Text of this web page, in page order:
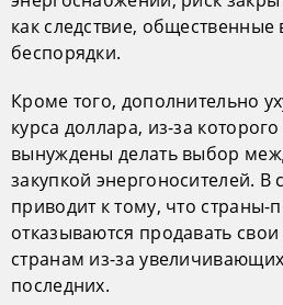
как следствие, общественные
беспорядки.
Кроме того, дополнительно
курса доллара, из-за
вынуждены делать выбор
закупкой энергоносителей. В
приводит к тому, что
отказываются продавать
странам из-за
последних.